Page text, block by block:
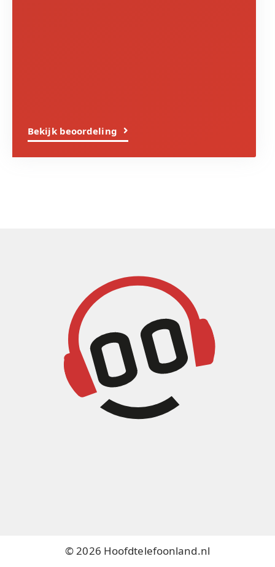
Bekijk beoordeling
© 2026 Hoofdtelefoonland.nl